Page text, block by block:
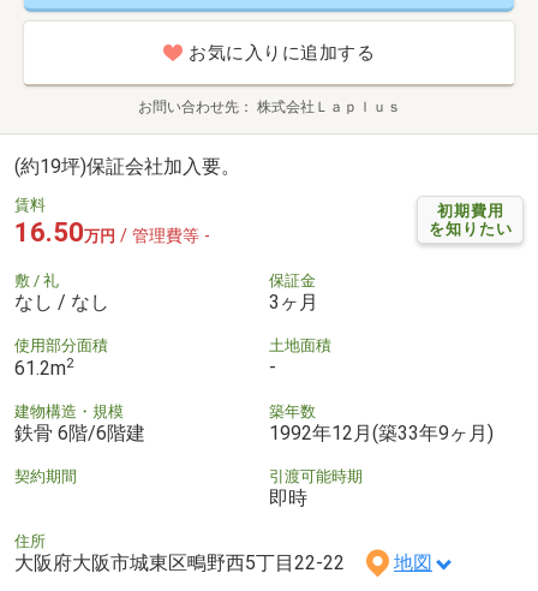
お気に入りに追加する
お問い合わせ先 株式会社Ｌａｐｌｕｓ
(約19坪)保証会社加入要。
初期費用
を知りたい
賃料
16.50万円 / 管理費等 -
敷 / 礼
なし / なし
保証金
3ヶ月
使用部分面積
61.2m2
土地面積
-
建物構造・規模
鉄骨 6階/6階建
築年数
1992年12月(築33年9ヶ月)
契約期間 引渡可能時期
即時
住所
大阪府大阪市城東区鴫野西5丁目22-22 地図